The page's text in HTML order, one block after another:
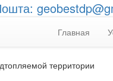
Главная
территории